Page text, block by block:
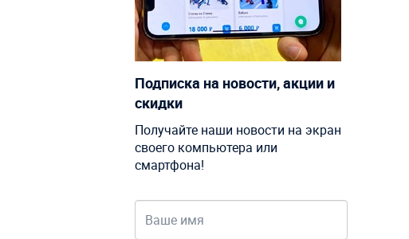
Подписка на новости, акции и
скидки
Получайте наши новости на экран
своего компьютера или
смартфона!